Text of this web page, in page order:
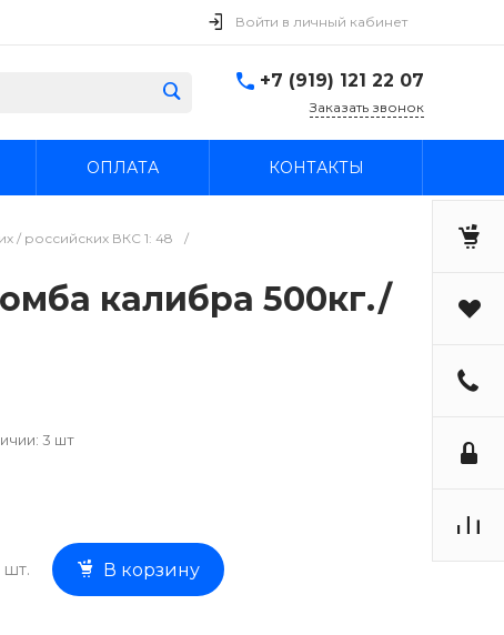
Войти в личный кабинет
+7 (919) 121 22 07
Заказать звонок
ОПЛАТА КОНТАКТЫ
/ российских ВКС 1: 48
/
калибра 500кг./
3 шт
шт. В корзину